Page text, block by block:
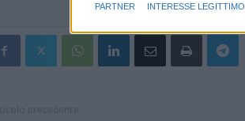
PARTNER INTERESSE LEGITTIMO